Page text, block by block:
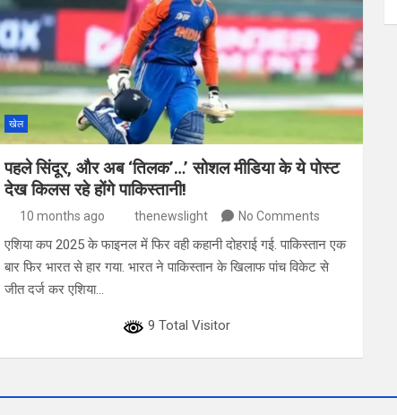
खेल
पहले सिंदूर, और अब ‘तिलक’…’ सोशल मीडिया के ये पोस्ट
देख किलस रहे होंगे पाकिस्तानी!
10 months ago thenewslight No Comments
एशिया कप 2025 के फाइनल में फिर वही कहानी दोहराई गई. पाकिस्तान एक
बार फिर भारत से हार गया. भारत ने पाकिस्तान के खिलाफ पांच विकेट से
जीत दर्ज कर एशिया…
9 Total Visitor